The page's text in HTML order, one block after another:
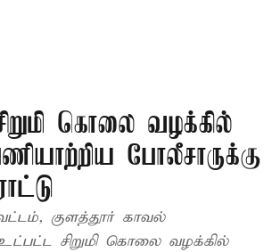
கொலை வழக்கில்
போலீசாருக்கு
குளத்தூர் காவல்
உட்பட்ட சிறுமி கொலை வழக்கில்